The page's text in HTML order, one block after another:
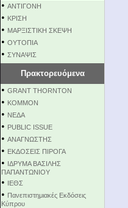
• ΑΝΤΙΓΟΝΗ
• ΚΡΙΣΗ
• ΜΑΡΞΙΣΤΙΚΗ ΣΚΕΨΗ
• ΟΥΤΟΠΙΑ
• ΣΥΝΑΨΙΣ
Πρακτορευόμενα
• GRANT THORNTON
• KOMMON
• NEΔΑ
• PUBLIC ISSUE
• ΑΝΑΓΝΩΣΤΗΣ
• ΕΚΔΟΣΕΙΣ ΠΙΡΟΓΑ
• ΙΔΡΥΜΑ ΒΑΣΙΛΗΣ
ΠΑΠΑΝΤΩΝΙΟΥ
• ΙΕΘΣ
• Πανεπιστημιακές Εκδόσεις
Κύπρου